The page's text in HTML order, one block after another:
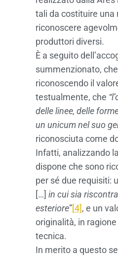
tali da costituire una
riconoscere
produttori diversi.
È a seguito
summenzionato,
riconoscendo il
testualmente, che
delle linee, delle
un unicum nel suo
riconosciuta come
Infatti, analizzando
dispone che sono
per sé due requisiti:
[…] in cui sia
esteriore”[4], e un
originalità, in
tecnica.
In merito a questo